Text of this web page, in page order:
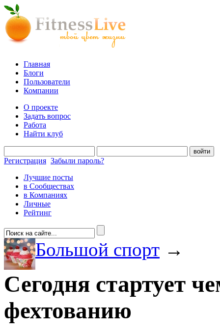
Главная
Блоги
Пользователи
Компании
О проекте
Задать вопрос
Работа
Найти клуб
войти
Регистрация Забыли пароль?
Лучшие посты
в Сообществах
в Компаниях
Личные
Рейтинг
Большой спорт →
Сегодня стартует
фехтованию